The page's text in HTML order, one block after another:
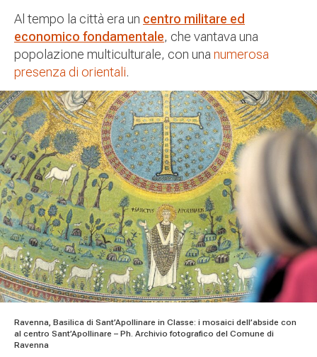
Al tempo la città era un centro militare ed
economico fondamentale, che vantava una
popolazione multiculturale, con una numerosa
presenza di orientali.
Ravenna, Basilica di Sant’Apollinare in Classe: i mosaici dell’abside con
al centro Sant’Apollinare – Ph. Archivio fotografico del Comune di
Ravenna